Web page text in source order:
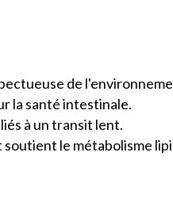
de
la santé intestinale.
à un transit lent.
le métabolisme